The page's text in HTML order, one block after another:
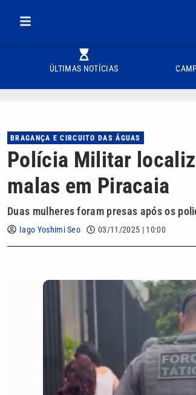
ÚLTIMAS NOTÍCIAS
BRAGANÇA E CIRCUITO DAS ÁGUAS
Polícia Militar
malas em Piracaia
Duas mulheres foram presas após os
Iago Yoshimi Seo 03/11/2025 | 10:00